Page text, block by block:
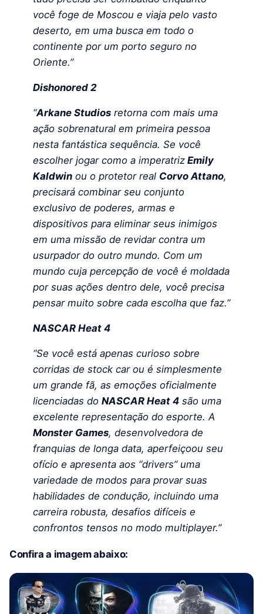
você foge de Moscou e viaja pelo vasto
deserto, em uma busca em todo o
continente por um porto seguro no
Oriente.”
Dishonored 2
“Arkane Studios retorna com mais uma
ação sobrenatural em primeira pessoa
nesta fantástica sequência. Se você
escolher jogar como a imperatriz Emily
Kaldwin ou o protetor real Corvo Attano,
precisará combinar seu conjunto
exclusivo de poderes, armas e
dispositivos para eliminar seus inimigos
em uma missão de revidar contra um
usurpador do outro mundo. Com um
mundo cuja percepção de você é moldada
por suas ações dentro dele, você precisa
pensar muito sobre cada escolha que faz.”
NASCAR Heat 4
“Se você está apenas curioso sobre
corridas de stock car ou é simplesmente
um grande fã, as emoções oficialmente
licenciadas do NASCAR Heat 4 são uma
excelente representação do esporte. A
Monster Games, desenvolvedora de
franquias de longa data, aperfeiçoou seu
ofício e apresenta aos “drivers” uma
variedade de modos para provar suas
habilidades de condução, incluindo uma
carreira robusta, desafios difíceis e
confrontos tensos no modo multiplayer.”
Confira a imagem abaixo: